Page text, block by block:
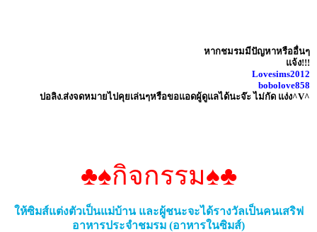
หากชมรมมีปัญหาหรืออื่นๆ
แจ้ง!!!
Lovesims2012
bobolove858
ปอลิง.ส่งจดหมายไปคุยเล่นๆหรือขอแอดผู้ดูแลได้นะจ๊ะ ไม่กัด แง่ง^V^
♣♠กิจกรรม♠♣
ให้ซิมส์แต่งตัวเป็นแม่บ้าน และผู้ชนะจะได้รางวัลเป็นคนเสริฟ
อาหารประจำชมรม (อาหารในซิมส์)